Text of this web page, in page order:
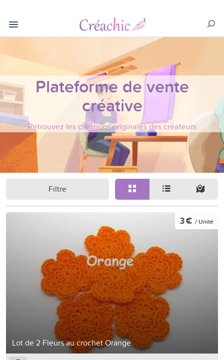
Plateforme de vente
créative
Retrouvez les créations originales des créateurs
Filtre
Lot de 2 Fleurs au crochet Orange
3 € / Unité